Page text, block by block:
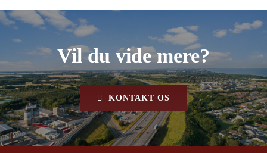
Vil du vide mere?
KONTAKT OS